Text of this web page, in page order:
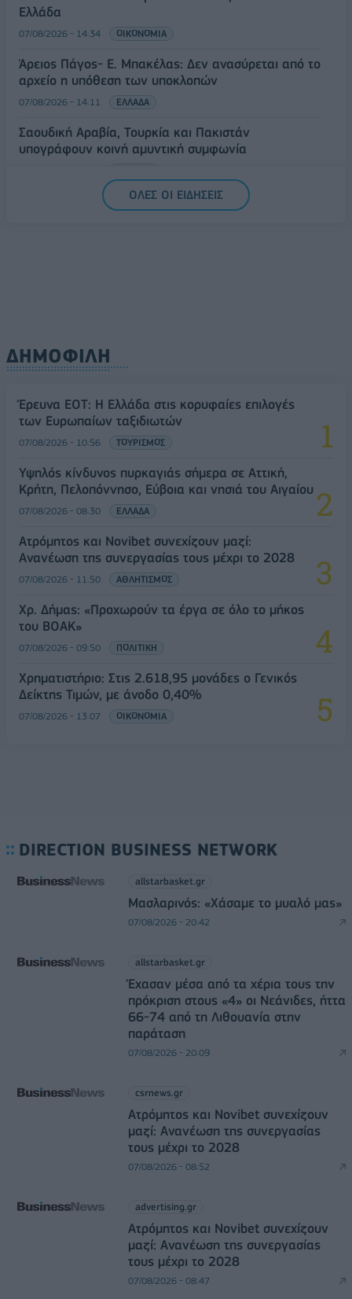
Ελλάδα
07/08/2026 - 14:34 ΟΙΚΟΝΟΜΙΑ
Άρειος Πάγος- Ε. Μπακέλας: Δεν ανασύρεται από το
αρχείο η υπόθεση των υποκλοπών
07/08/2026 - 14:11 ΕΛΛΑΔΑ
Σαουδική Αραβία, Τουρκία και Πακιστάν
υπογράφουν κοινή αμυντική συμφωνία
ΟΛΕΣ ΟΙ ΕΙΔΗΣΕΙΣ
ΔΗΜΟΦΙΛΗ
Έρευνα ΕΟΤ: Η Ελλάδα στις κορυφαίες επιλογές
των Ευρωπαίων ταξιδιωτών
07/08/2026 - 10:56 ΤΟΥΡΙΣΜΟΣ
Υψηλός κίνδυνος πυρκαγιάς σήμερα σε Αττική,
Κρήτη, Πελοπόννησο, Εύβοια και νησιά του Αιγαίου
07/08/2026 - 08:30 ΕΛΛΑΔΑ
Ατρόμητος και Novibet συνεχίζουν μαζί:
Ανανέωση της συνεργασίας τους μέχρι το 2028
07/08/2026 - 11:50 ΑΘΛΗΤΙΣΜΟΣ
Χρ. Δήμας: «Προχωρούν τα έργα σε όλο το μήκος
του ΒΟΑΚ»
07/08/2026 - 09:50 ΠΟΛΙΤΙΚΗ
Χρηματιστήριο: Στις 2.618,95 μονάδες ο Γενικός
Δείκτης Τιμών, με άνοδο 0,40%
07/08/2026 - 13:07 ΟΙΚΟΝΟΜΙΑ
DIRECTION BUSINESS NETWORK
allstarbasket.gr
Μασλαρινός: «Χάσαμε το μυαλό μας»
07/08/2026 - 20:42
allstarbasket.gr
Έχασαν μέσα από τα χέρια τους την
πρόκριση στους «4» οι Νεάνιδες, ήττα
66-74 από τη Λιθουανία στην
παράταση
07/08/2026 - 20:09
csrnews.gr
Ατρόμητος και Novibet συνεχίζουν
μαζί: Ανανέωση της συνεργασίας
τους μέχρι το 2028
07/08/2026 - 08:52
advertising.gr
Ατρόμητος και Novibet συνεχίζουν
μαζί: Ανανέωση της συνεργασίας
τους μέχρι το 2028
07/08/2026 - 08:47